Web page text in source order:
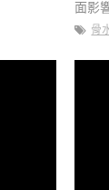
面影
骨